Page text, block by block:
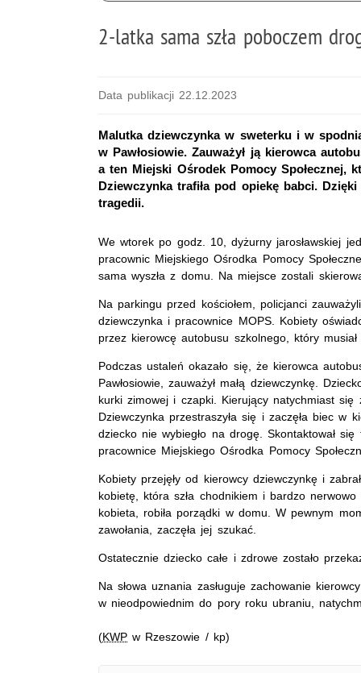
2-latka sama szła poboczem
Data publikacji 22.12.2023
Malutka dziewczynka w sweterku i w
w Pawłosiowie. Zauważył ją kierowca
a ten Miejski Ośrodek Pomocy Społecznej,
Dziewczynka trafiła pod opiekę babci.
tragedii.
We wtorek po godz. 10, dyżurny jarosławskiej
pracownic Miejskiego Ośrodka Pomocy
sama wyszła z domu. Na miejsce zostali
Na parkingu przed kościołem, policjanci
dziewczynka i pracownice MOPS. Kobiety
przez kierowcę autobusu szkolnego, który
Podczas ustaleń okazało się, że kierowca
Pawłosiowie, zauważył małą dziewczynkę.
kurki zimowej i czapki. Kierujący natychmiast się
Dziewczynka przestraszyła się i zaczęła biec w
dziecko nie wybiegło na drogę. Skontaktował
pracownice Miejskiego Ośrodka Pomocy
Kobiety przejęły od kierowcy dziewczynkę i
kobietę, która szła chodnikiem i bardzo
kobieta, robiła porządki w domu. W pewnym
zawołania, zaczęła jej szukać.
Ostatecznie dziecko całe i zdrowe zostało
Na słowa uznania zasługuje zachowanie
w nieodpowiednim do pory roku ubraniu,
(KWP w Rzeszowie / kp)